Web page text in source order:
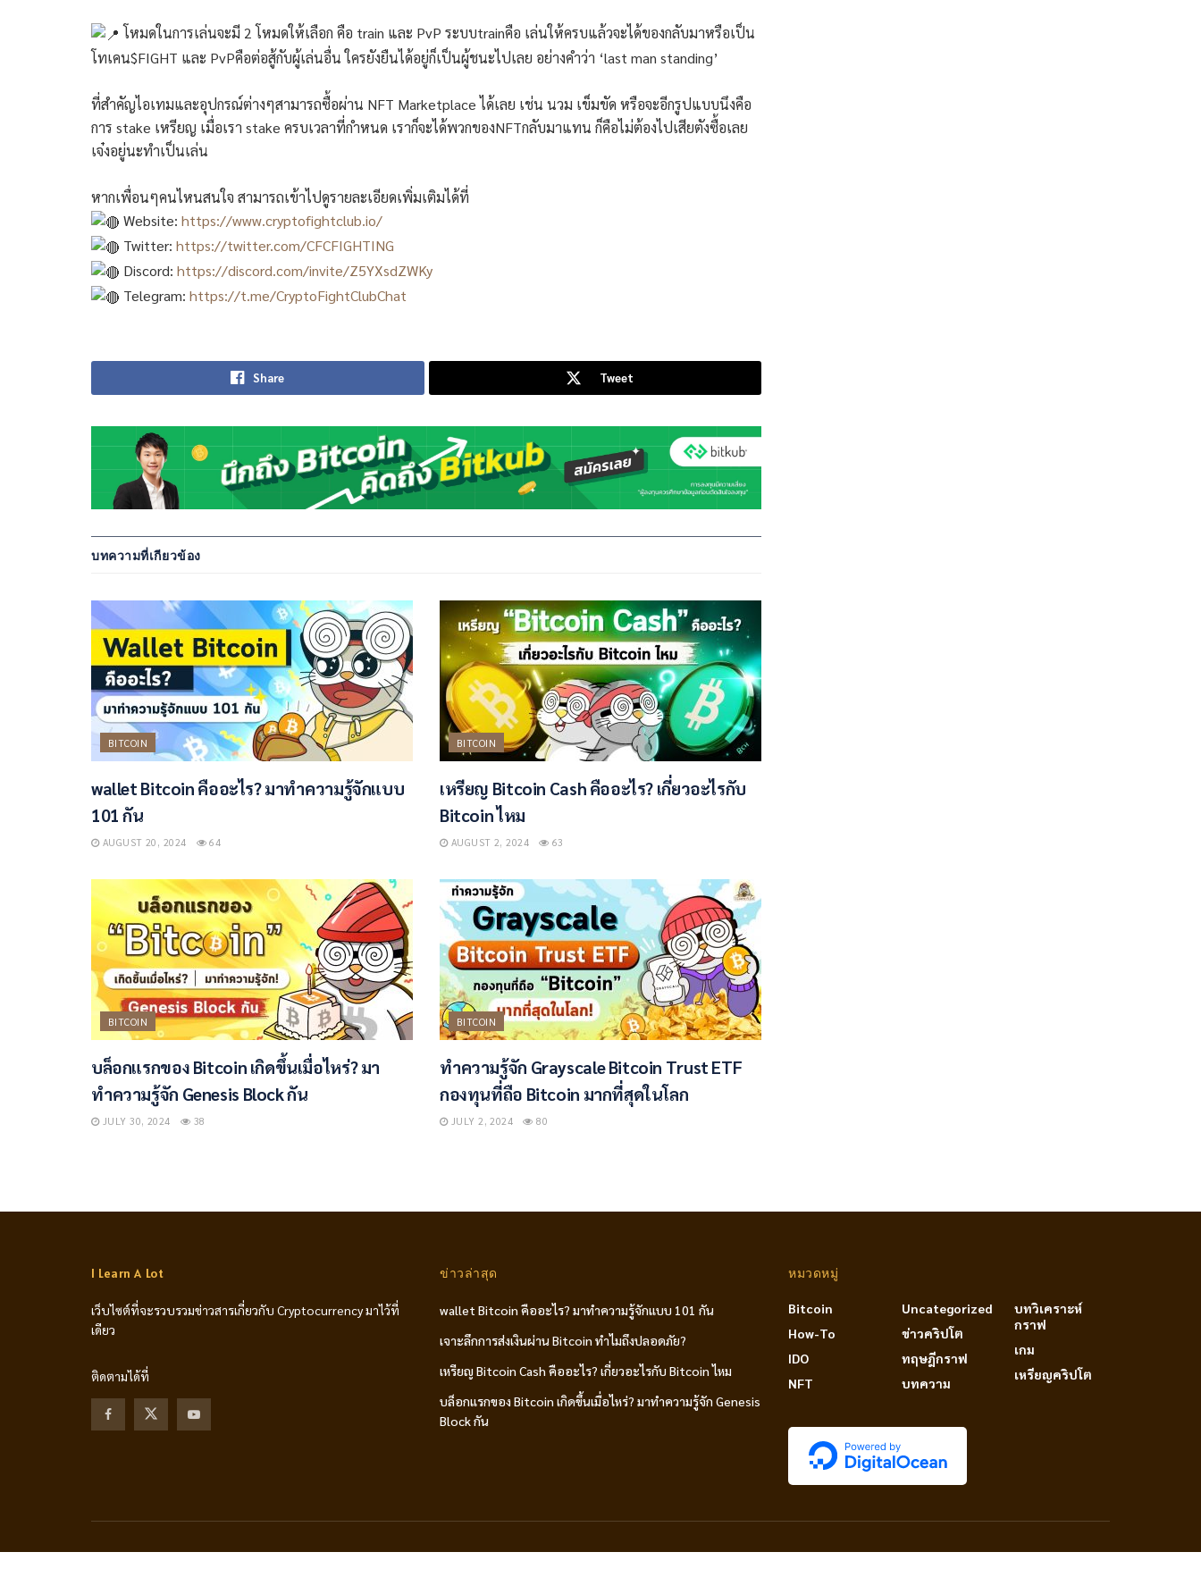
โหมดในการเล่นจะมี 2 โหมดให้เลือก คือ train และ PvP ระบบtrainคือ เล่นให้ครบแล้วจะได้ของกลับมาหรือเป็น
โทเคน$FIGHT และ PvPคือต่อสู้กับผู้เล่นอื่น ใครยังยืนได้อยู่ก็เป็นผู้ชนะไปเลย อย่างคำว่า ‘last man standing’
ที่สำคัญไอเทมและอุปกรณ์ต่างๆสามารถซื้อผ่าน NFT Marketplace ได้เลย เช่น นวม เข็มขัด หรือจะอีกรูปแบบนึงคือ
การ stake เหรียญ เมื่อเรา stake ครบเวลาที่กำหนด เราก็จะได้พวกของNFTกลับมาแทน ก็คือไม่ต้องไปเสียตังซื้อเลย
เจ๋งอยู่นะทำเป็นเล่น
หากเพื่อนๆคนไหนสนใจ สามารถเข้าไปดูรายละเอียดเพิ่มเติมได้ที่
Website: https://www.cryptofightclub.io/
Twitter: https://twitter.com/CFCFIGHTING
Discord: https://discord.com/invite/Z5YXsdZWKy
Telegram: https://t.me/CryptoFightClubChat
Share Tweet
บทความที่เกียวข้อง
BITCOIN
wallet Bitcoin คืออะไร? มาทำความรู้จักแบบ
101 กัน
AUGUST 20, 2024 64
BITCOIN
เหรียญ Bitcoin Cash คืออะไร? เกี่ยวอะไรกับ
Bitcoin ไหม
AUGUST 2, 2024 63
BITCOIN
บล็อกแรกของ Bitcoin เกิดขึ้นเมื่อไหร่? มา
ทำความรู้จัก Genesis Block กัน
JULY 30, 2024 38
BITCOIN
ทำความรู้จัก Grayscale Bitcoin Trust ETF
กองทุนที่ถือ Bitcoin มากที่สุดในโลก
JULY 2, 2024 80
I Learn A Lot
เว็บไซต์ที่จะรวบรวมข่าวสารเกี่ยวกับ Cryptocurrency มาไว้ที่
เดียว
ติดตามได้ที่
ข่าวล่าสุด
wallet Bitcoin คืออะไร? มาทำความรู้จักแบบ 101 กัน
เจาะลึกการส่งเงินผ่าน Bitcoin ทำไมถึงปลอดภัย?
เหรียญ Bitcoin Cash คืออะไร? เกี่ยวอะไรกับ Bitcoin ไหม
บล็อกแรกของ Bitcoin เกิดขึ้นเมื่อไหร่? มาทำความรู้จัก Genesis
Block กัน
หมวดหมู่
Bitcoin
How-To
IDO
NFT
Uncategorized
ข่าวคริปโต
ทฤษฎีกราฟ
บทความ
บทวิเคราะห์
กราฟ
เกม
เหรียญคริปโต